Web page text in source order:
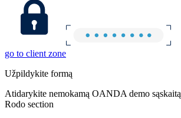
go to client zone
Užpildykite formą
Atidarykite nemokamą OANDA demo sąskaitą
Rodo section